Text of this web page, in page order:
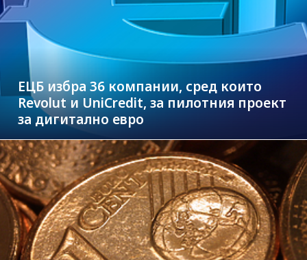
ЕЦБ избра 36 компании, сред които
Revolut и UniCredit, за пилотния проект
за дигитално евро